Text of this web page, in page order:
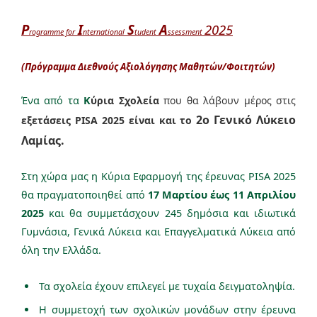
Programme for International Student Assessment 2025
(Πρόγραμμα Διεθνούς Αξιολόγησης Μαθητών/Φοιτητών)
Ένα από τα Κύρια Σχολείαπου θα λάβουν μέρος στις
εξετάσεις PISA 2025 είναι και το2ο Γενικό Λύκειο
Λαμίας.
Στη χώρα μας η Κύρια Εφαρμογή της έρευνας PISA 2025
θα πραγματοποιηθεί από 17 Μαρτίου έως 11 Απριλίου
2025 και θα συμμετάσχουν 245 δημόσια και ιδιωτικά
Γυμνάσια, Γενικά Λύκεια και Επαγγελματικά Λύκεια από
όλη την Ελλάδα.
Τα σχολεία έχουν επιλεγεί με τυχαία δειγματοληψία.
Η συμμετοχή των σχολικών μονάδων στην έρευνα